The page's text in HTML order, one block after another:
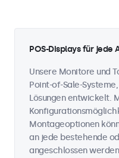
POS-Displays für jede
Unsere Monitore und
Point-of-Sale-
Lösungen entwickelt.
Montageoptionen
an jede bestehende
angeschlossen